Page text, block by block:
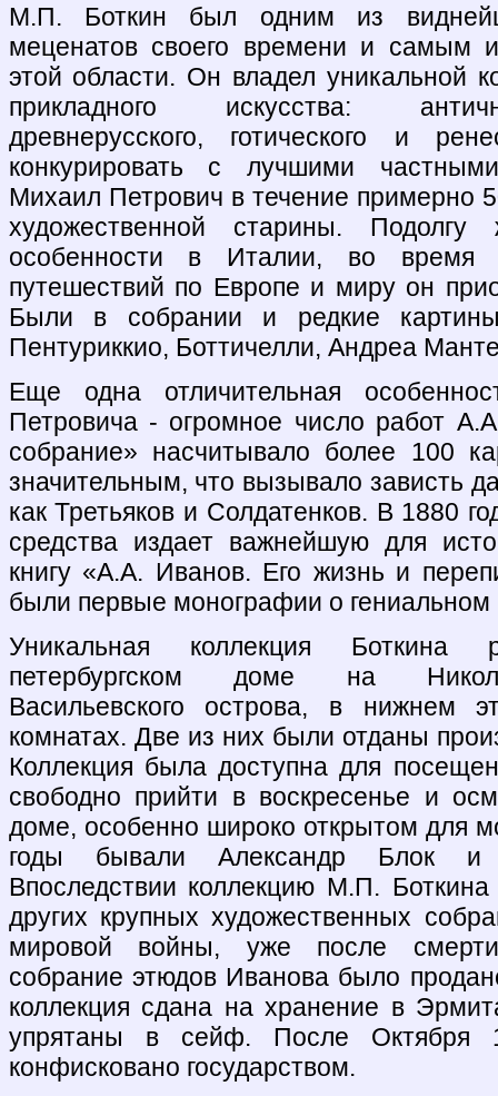
М.П. Боткин был одним из
меценатов своего времени и самым
этой области. Он владел уникальной
прикладного искусства:
древнерусского, готического и
конкурировать с лучшими
Михаил Петрович в течение примерно
художественной старины.
особенности в Италии, во время
путешествий по Европе и миру он
Были в собрании и редкие
Пентуриккио, Боттичелли, Андреа
Еще одна отличительная
Петровича - огромное число работ
собрание» насчитывало более 100
значительным, что вызывало зависть
как Третьяков и Солдатенков. В 1880
средства издает важнейшую для
книгу «А.А. Иванов. Его жизнь и
были первые монографии о гениальном
Уникальная коллекция Боткина
петербургском доме на
Васильевского острова, в нижнем
комнатах. Две из них были отданы
Коллекция была доступна для
свободно прийти в воскресенье и
доме, особенно широко открытом для
годы бывали Александр Блок и
Впоследствии коллекцию М.П. Боткина
других крупных художественных
мировой войны, уже после
собрание этюдов Иванова было
коллекция сдана на хранение в
упрятаны в сейф. После Октября
конфисковано государством.